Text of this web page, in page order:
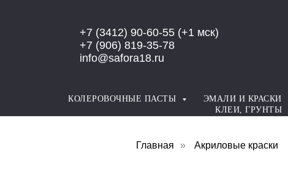
+7 (3412) 90-60-55 (+1 мск)
+7 (906) 819-35-78
info@safora18.ru
КОЛЕРОВОЧНЫЕ ПАСТЫ ЭМАЛИ И КРАСКИ
КЛЕИ, ГРУНТЫ
Главная » Акриловые краски